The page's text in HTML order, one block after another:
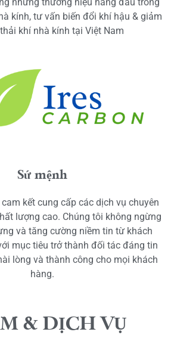
kính, tư vấn biến đổi khí hậu & giảm
khí nhà kính tại Việt Nam
Sứ mệnh
kết cung cấp các dịch vụ chuyên
lượng cao. Chúng tôi không ngừng
và tăng cường niềm tin từ khách
mục tiêu trở thành đối tác đáng tin
lòng và thành công cho mọi khách
hàng.
& DỊCH VỤ